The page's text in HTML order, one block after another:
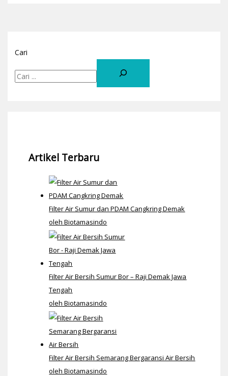
Cari
Artikel Terbaru
Filter Air Sumur dan PDAM Cangkring Demak
oleh Biotamasindo
Filter Air Bersih Sumur Bor – Raji Demak Jawa
Tengah
oleh Biotamasindo
Filter Air Bersih Semarang Bergaransi Air Bersih
oleh Biotamasindo